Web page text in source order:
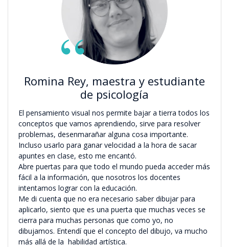
Romina Rey, maestra y estudiante
de psicología
El pensamiento visual nos permite bajar a tierra todos los
conceptos que vamos aprendiendo, sirve para resolver
problemas, desenmarañar alguna cosa importante.
Incluso usarlo para ganar velocidad a la hora de sacar
apuntes en clase, esto me encantó.
Abre puertas para que todo el mundo pueda acceder más
fácil a la información, que nosotros los docentes
intentamos lograr con la educación.
Me di cuenta que no era necesario saber dibujar para
aplicarlo, siento que es una puerta que muchas veces se
cierra para muchas personas que como yo, no
dibujamos. Entendí que el concepto del dibujo, va mucho
más allá de la habilidad artística.